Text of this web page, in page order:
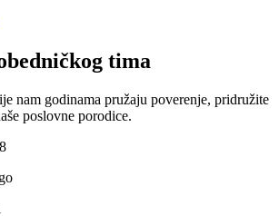
tima
nam godinama pružaju poverenje, pridružite
poslovne porodice.